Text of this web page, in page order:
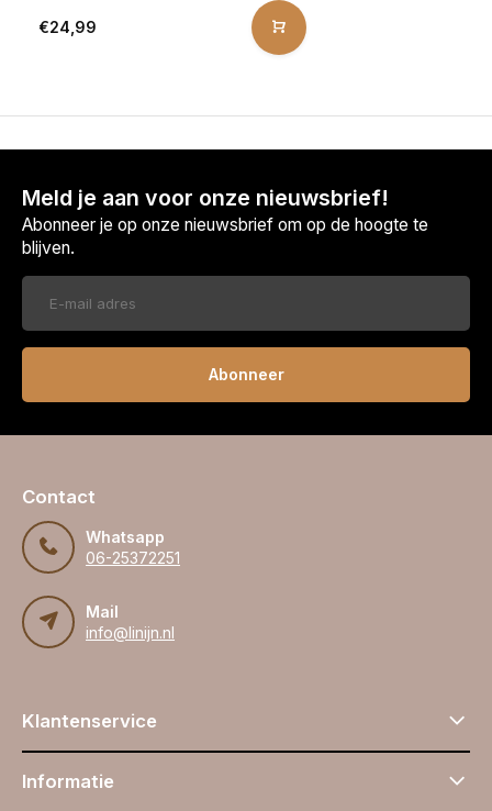
€24,99
Meld je aan voor onze nieuwsbrief!
Abonneer je op onze nieuwsbrief om op de hoogte te
blijven.
Abonneer
Contact
Whatsapp
06-25372251
Mail
info@linijn.nl
Klantenservice
Informatie